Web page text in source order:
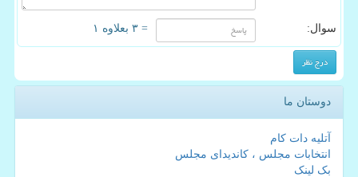
سوال: = ۳ بعلاوه ۱
دوستان ما
آتلیه دات کام
انتخابات مجلس ، کاندیدای مجلس
بک لینک